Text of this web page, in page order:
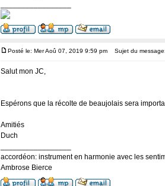
Posté le: Mer Aoû 07, 2019 9:59 pm Sujet du message:
Salut mon JC,
Espérons que la récolte de beaujolais sera
Amitiés
Duch
accordéon: instrument en harmonie avec les
Ambrose Bierce